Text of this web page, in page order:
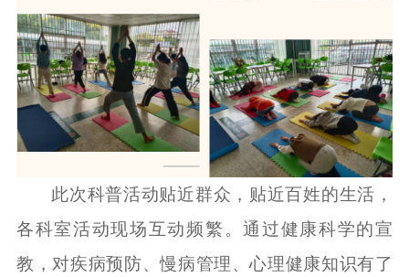
此次科普活动贴近群众，贴近百姓的生活，
各科室活动现场互动频繁。通过健康科学的宣
教，对疾病预防、慢病管理、心理健康知识有了